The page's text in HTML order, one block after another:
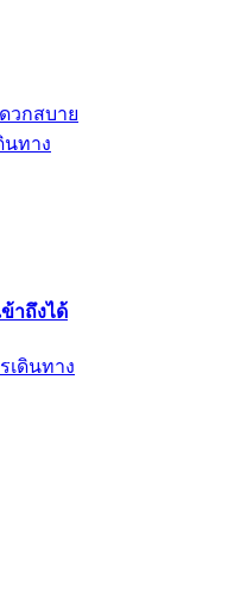
วกสบาย
นทาง
าถึงได้
เดินทาง